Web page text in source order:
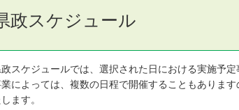
政スケジュール
ケジュールでは、選択された日における実施予定
よっては、複数の日程で開催することもあります
ます。